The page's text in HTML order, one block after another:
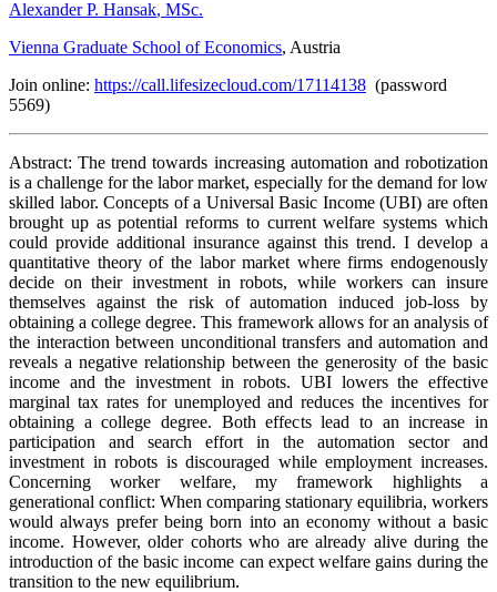
Alexander P. Hansak, MSc.
Vienna Graduate School of Economics, Austria
Join online: https://call.lifesizecloud.com/17114138 (password
5569)
Abstract: The trend towards increasing automation and robotization
is a challenge for the labor market, especially for the demand for low
skilled labor. Concepts of a Universal Basic Income (UBI) are often
brought up as potential reforms to current welfare systems which
could provide additional insurance against this trend. I develop a
quantitative theory of the labor market where firms endogenously
decide on their investment in robots, while workers can insure
themselves against the risk of automation induced job-loss by
obtaining a college degree. This framework allows for an analysis of
the interaction between unconditional transfers and automation and
reveals a negative relationship between the generosity of the basic
income and the investment in robots. UBI lowers the effective
marginal tax rates for unemployed and reduces the incentives for
obtaining a college degree. Both effects lead to an increase in
participation and search effort in the automation sector and
investment in robots is discouraged while employment increases.
Concerning worker welfare, my framework highlights a
generational conflict: When comparing stationary equilibria, workers
would always prefer being born into an economy without a basic
income. However, older cohorts who are already alive during the
introduction of the basic income can expect welfare gains during the
transition to the new equilibrium.